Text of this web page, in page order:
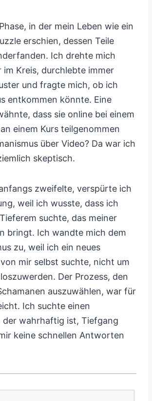
in der mein Leben wie ein
erschien, dessen Teile
Ich drehte mich
im Kreis, durchlebte immer
und fragte mich, ob ich
entkommen könnte. Eine
dass sie online bei einem
einem Kurs teilgenommen
über Video? Da war ich
skeptisch.
zweifelte, verspürte ich
weil ich wusste, dass ich
suchte, das meiner
bringt. Ich wandte mich dem
zu, weil ich ein neues
mir selbst suchte, nicht um
Der Prozess, den
auszuwählen, war für
Ich suchte einen
der wahrhaftig ist, Tiefgang
keine schnellen Antworten